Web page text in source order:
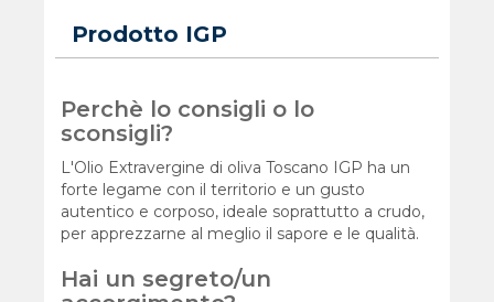
Prodotto IGP
Perchè lo consigli o lo
sconsigli?
L'Olio Extravergine di oliva Toscano IGP ha un
forte legame con il territorio e un gusto
autentico e corposo, ideale soprattutto a crudo,
per apprezzarne al meglio il sapore e le qualità.
Hai un segreto/un